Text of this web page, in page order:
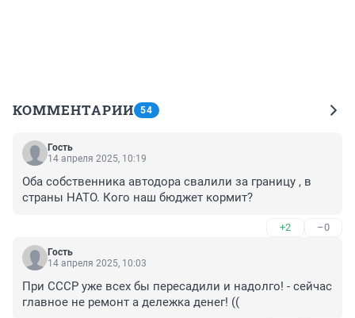
КОММЕНТАРИИ 54
Гость
14 апреля 2025, 10:19
Оба собственника автодора свалили за границу , в
страны НАТО. Кого наш бюджет кормит?
+2 –0
Гость
14 апреля 2025, 10:03
При СССР уже всех бы пересадили и надолго! - сейчас
главное не ремонт а дележка денег! ((